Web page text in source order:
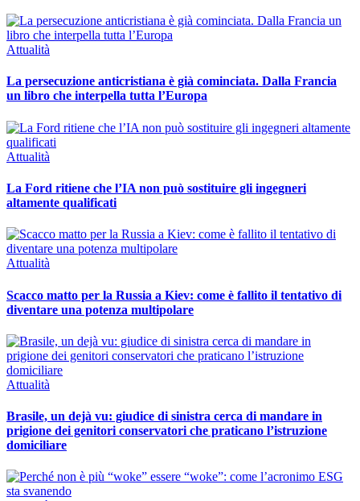
Attualità
La persecuzione anticristiana è già cominciata. Dalla Francia
un libro che interpella tutta l’Europa
Attualità
La Ford ritiene che l’IA non può sostituire gli ingegneri
altamente qualificati
Attualità
Scacco matto per la Russia a Kiev: come è fallito il tentativo di
diventare una potenza multipolare
Attualità
Brasile, un dejà vu: giudice di sinistra cerca di mandare in
prigione dei genitori conservatori che praticano l’istruzione
domiciliare